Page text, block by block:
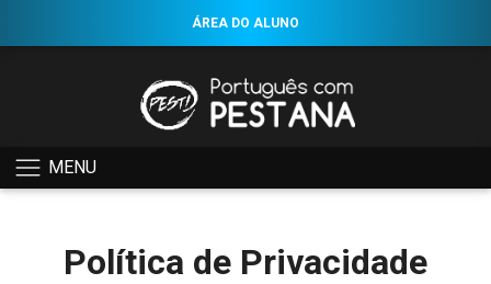
ÁREA DO ALUNO
MENU
Política de Privacidade